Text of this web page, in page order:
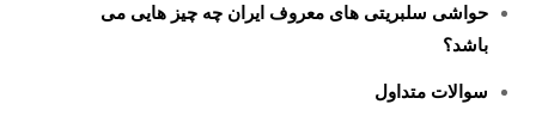
حواشی سلبریتی های معروف ایران چه چیز هایی می
باشد؟
سوالات متداول